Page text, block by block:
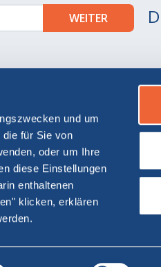
und um
für Sie von
oder um Ihre
diese Einstellungen
enthaltenen
klicken, erklären
- Italien
13301990159.
Onorato Armatori S.r.l.